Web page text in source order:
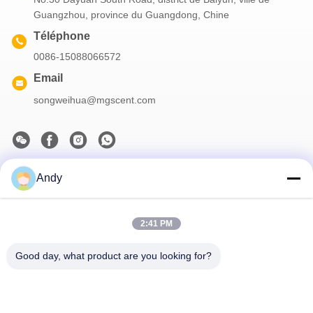
Guangzhou, province du Guangdong, Chine
Téléphone
0086-15088066572
Email
songweihua@mgscent.com
Notre newsletter
Andy
2:41 PM
Good day, what product are you looking for?